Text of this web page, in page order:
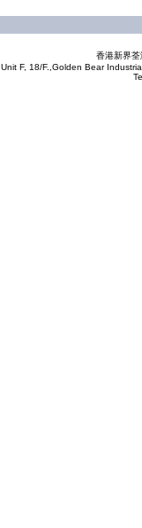
香港新界
Unit F, 18/F.,Golden Bear